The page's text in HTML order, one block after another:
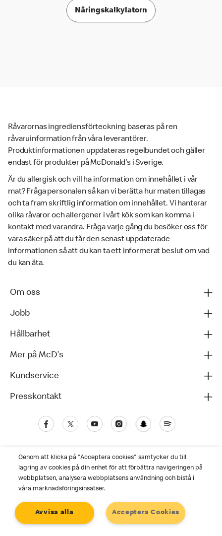
Näringskalkylatorn
Råvarornas ingrediensförteckning baseras på ren
råvaruinformation från våra leverantörer.
Produktinformationen uppdateras regelbundet och gäller
endast för produkter på McDonald’s i Sverige.
Är du allergisk och vill ha information om innehållet i vår
mat? Fråga personalen så kan vi berätta hur maten tillagas
och ta fram skriftlig information om innehållet. Vi hanterar
olika råvaror och allergener i vårt kök som kan komma i
kontakt med varandra. Fråga varje gång du besöker oss för
vara säker på att du får den senast uppdaterade
informationen så att du kan ta ett informerat beslut om vad
du kan äta.
Om oss
Jobb
Hållbarhet
Mer på McD's
Kundservice
Presskontakt
Kundservice
Personuppgiftspolicy Cookies Användarvillkor
Genom att klicka på "Acceptera cookies" samtycker du till
lagring av cookies på din enhet för att förbättra navigeringen på
webbplatsen, analysera webbplatsens användning och bistå i
våra marknadsföringsinsatser.
Acceptera Cookies
Avvisa alla